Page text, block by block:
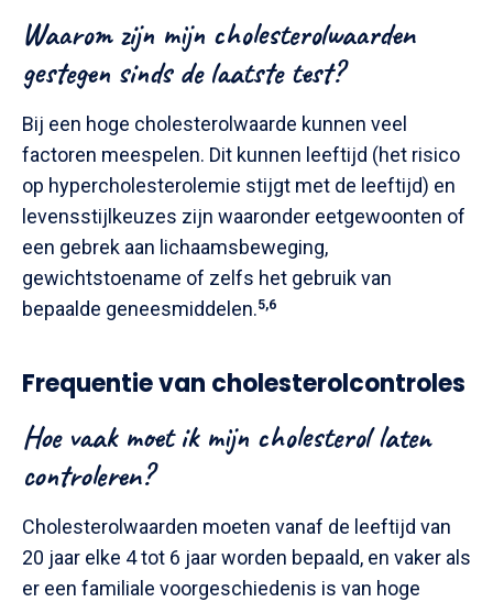
Waarom zijn mijn cholesterolwaarden
gestegen sinds de laatste test?
Bij een hoge cholesterolwaarde kunnen veel
factoren meespelen. Dit kunnen leeftijd (het risico
op hypercholesterolemie stijgt met de leeftijd) en
levensstijlkeuzes zijn waaronder eetgewoonten of
een gebrek aan lichaamsbeweging,
gewichtstoename of zelfs het gebruik van
bepaalde geneesmiddelen.5,6
Frequentie van cholesterolcontroles
Hoe vaak moet ik mijn cholesterol laten
controleren?
Cholesterolwaarden moeten vanaf de leeftijd van
20 jaar elke 4 tot 6 jaar worden bepaald, en vaker als
er een familiale voorgeschiedenis is van hoge